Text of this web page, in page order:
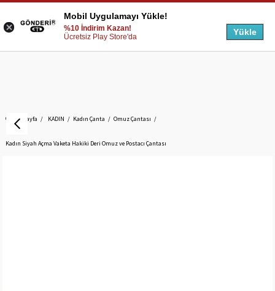
Anasayfa KADIN Kadın Çanta Omuz Çantası
Kadın Siyah Açma Vaketa Hakiki Deri Omuz ve Postacı Çantası
Mobil Uygulamayı Yükle!
%10 İndirim Kazan!
Ücretsiz Play Store'da
Yükle